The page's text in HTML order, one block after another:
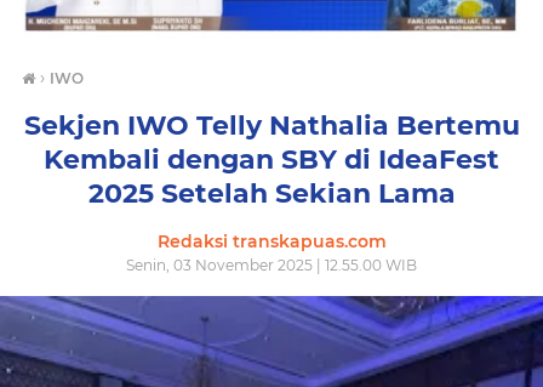
› IWO
Sekjen IWO Telly Nathalia Bertemu
Kembali dengan SBY di IdeaFest
2025 Setelah Sekian Lama
Redaksi transkapuas.com
Senin, 03 November 2025 | 12.55.00 WIB